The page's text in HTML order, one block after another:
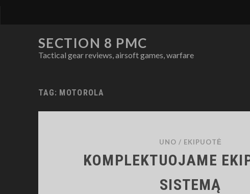
SECTION 8 PMC
Tactical gear reviews, airsoft games, warfare
TAG: MOTOROLA
UNO / EKIPUOTĖ
KOMPLEKTUOJAME
SISTEMĄ